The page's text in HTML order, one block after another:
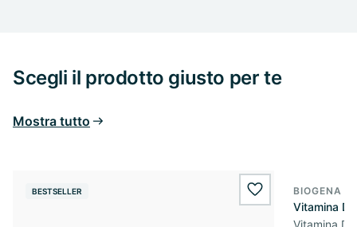
Scegli il prodotto giusto per te
Mostra tutto
BESTSELLER wishlist.add
BIOGENA
Vitamina
Vitamina